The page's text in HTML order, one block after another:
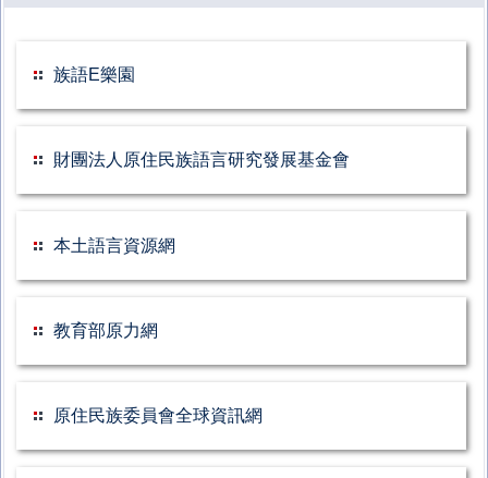
族語E樂園
財團法人原住民族語言研究發展基金會
本土語言資源網
教育部原力網
原住民族委員會全球資訊網